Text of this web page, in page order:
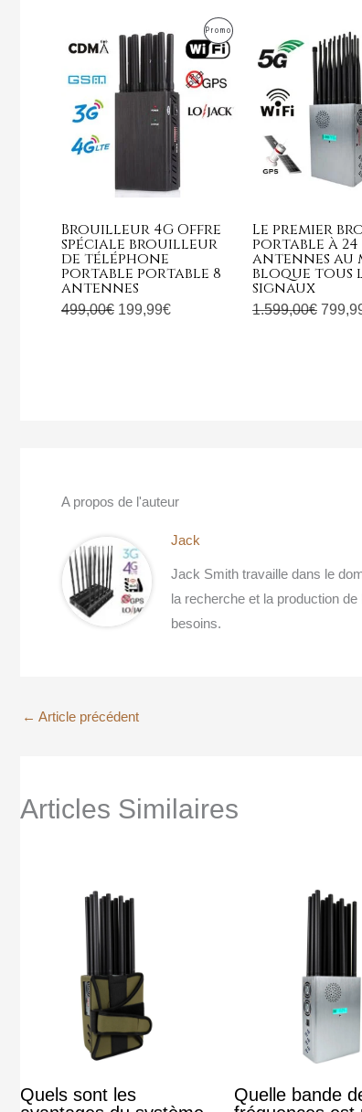
PromoProduit
Brouilleur 4G Offre
spéciale brouilleur
de téléphone
portable portable 8
antennes
499,00€
prix
initial
était :
499,00€.
199,99€
prix
actuel
est :
199,99€.
Le premier
portable à 24
antennes au
bloque tous
signaux
1.599,00€
prix
initial
était :
A propos de l'auteur
Jack
Jack Smith travaille dans le
la recherche et la production
besoins.
← Article précédent
Articles Similaires
Quels sont les
Quelle bande